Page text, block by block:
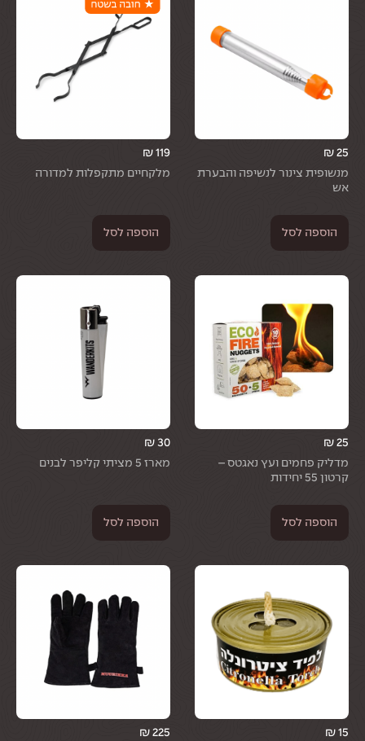
₪ 25
מנשופית צינור לנשיפה והבערת
אש
הוספה לסל
₪ 119
מלקחיים מתקפלות למדורה
הוספה לסל
₪ 25
מדליק פחמים ועץ נאגטס –
קרטון 55 יחידות
הוספה לסל
₪ 30
מארז 5 מציתי קליפר לבנים
הוספה לסל
₪ 15
₪ 225